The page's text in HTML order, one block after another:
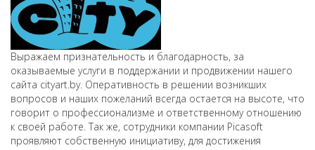
Выражаем признательность и благодарность, за
оказываемые услуги в поддержании и продвижении нашего
сайта cityart.by. Оперативность в решении возникших
вопросов и наших пожеланий всегда остается на высоте, что
говорит о профессионализме и ответственному отношению
к своей работе. Так же, сотрудники компании Picasoft
проявляют собственную инициативу, для достижения